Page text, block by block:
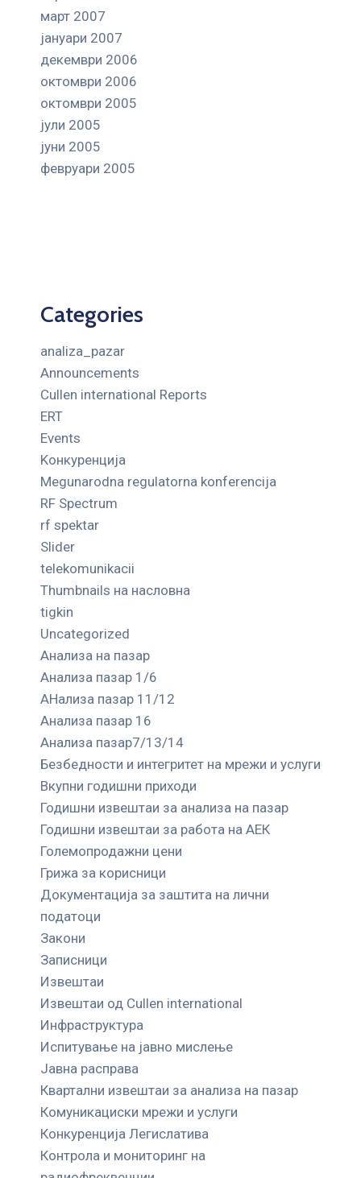
март 2007
јануари 2007
декември 2006
октомври 2006
октомври 2005
јули 2005
јуни 2005
февруари 2005
Categories
analiza_pazar
Announcements
Cullen international Reports
ERT
Events
Kонкуренција
Megunarodna regulatorna konferencija
RF Spectrum
rf spektar
Slider
telekomunikacii
Thumbnails на насловна
tigkin
Uncategorized
Анализа на пазар
Анализа пазар 1/6
АНализа пазар 11/12
Анализа пазар 16
Анализа пазар7/13/14
Безбедности и интегритет на мрежи и услуги
Вкупни годишни приходи
Годишни извештаи за анализа на пазар
Годишни извештаи за работа на АЕК
Големопродажни цени
Грижа за корисници
Документација за заштита на лични
податоци
Закони
Записници
Извештаи
Извештаи од Cullen international
Инфраструктура
Испитување на јавно мислење
Јавна расправа
Квартални извештаи за анализа на пазар
Комуникациски мрежи и услуги
Конкуренција Легислатива
Контрола и мониторинг на